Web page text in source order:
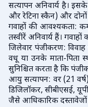
सत्यापन अनिवार्य है।
और रेटिना स्कैन) और दोनों
गवाहों की आवश्यकता:
तस्वीरें अनिवार्य हैं। गवाहों
जिलेवार पंजीकरण:
वधू या उनके माता-पिता
सुनिश्चित करता है कि
आयु सत्यापन: वर (21
डिजिलॉकर, सीबीएसई, यूपी
जैसे आधिकारिक दस्तावेजों